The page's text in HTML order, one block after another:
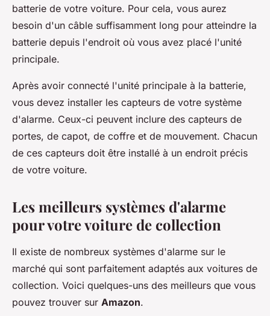
batterie de votre voiture. Pour cela, vous aurez
besoin d'un câble suffisamment long pour atteindre la
batterie depuis l'endroit où vous avez placé l'unité
principale.
Après avoir connecté l'unité principale à la batterie,
vous devez installer les capteurs de votre système
d'alarme. Ceux-ci peuvent inclure des capteurs de
portes, de capot, de coffre et de mouvement. Chacun
de ces capteurs doit être installé à un endroit précis
de votre voiture.
Les meilleurs systèmes d'alarme
pour votre voiture de collection
Il existe de nombreux systèmes d'alarme sur le
marché qui sont parfaitement adaptés aux voitures de
collection. Voici quelques-uns des meilleurs que vous
pouvez trouver sur Amazon.